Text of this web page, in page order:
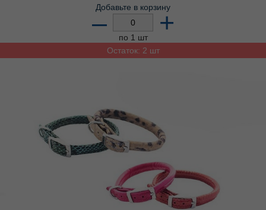
Добавьте в корзину
– +
по 1 шт
Остаток: 2 шт